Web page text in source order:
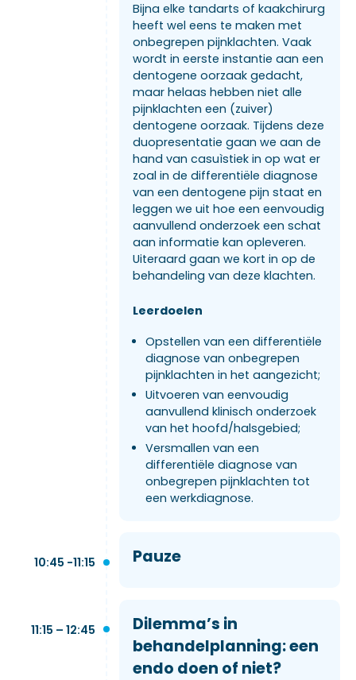
Bijna elke tandarts of kaakchirurg
heeft wel eens te maken met
onbegrepen pijnklachten. Vaak
wordt in eerste instantie aan een
dentogene oorzaak gedacht,
maar helaas hebben niet alle
pijnklachten een (zuiver)
dentogene oorzaak. Tijdens deze
duopresentatie gaan we aan de
hand van casuìstiek in op wat er
zoal in de differentiële diagnose
van een dentogene pijn staat en
leggen we uit hoe een eenvoudig
aanvullend onderzoek een schat
aan informatie kan opleveren.
Uiteraard gaan we kort in op de
behandeling van deze klachten.
Leerdoelen
Opstellen van een differentiële
diagnose van onbegrepen
pijnklachten in het aangezicht;
Uitvoeren van eenvoudig
aanvullend klinisch onderzoek
van het hoofd/halsgebied;
Versmallen van een
differentiële diagnose van
onbegrepen pijnklachten tot
een werkdiagnose.
10:45 -11:15 Pauze
11:15 – 12:45
Dilemma’s in
behandelplanning: een
endo doen of niet?